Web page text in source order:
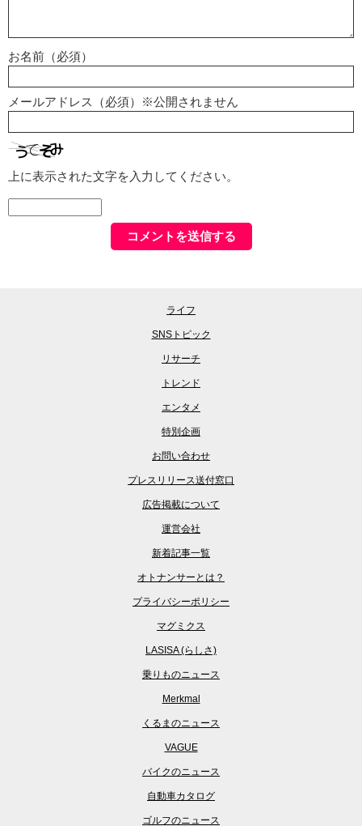
お名前（必須）
メールアドレス（必須）※公開されません
上に表示された文字を入力してください。
ライフ
SNSトピック
リサーチ
トレンド
エンタメ
特別企画
お問い合わせ
プレスリリース送付窓口
広告掲載について
運営会社
新着記事一覧
オトナンサーとは？
プライバシーポリシー
マグミクス
LASISA (らしさ)
乗りものニュース
Merkmal
くるまのニュース
VAGUE
バイクのニュース
自動車カタログ
ゴルフのニュース